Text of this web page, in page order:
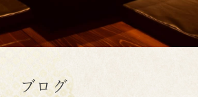
ブログ